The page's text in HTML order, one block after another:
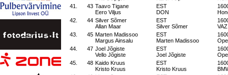
41.
43 Taavo Tigane
Eero Viljus
EST
DON
42.
44 Silver Sõmer
Allan Maar
EST
Silver Sõmer
43.
45 Marten Madissoo
Margus Ainsalu
EST
Marten Madissoo
44.
47 Joel Jõgiste
Vello Jõgiste
EST
Joel Jõgiste
45.
48 Kaido Kruus
Kristo Kruus
EST
Kristo Kruus